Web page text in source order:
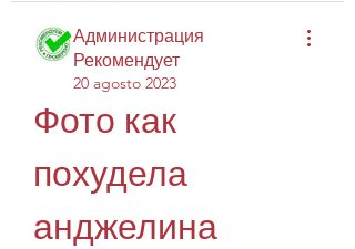
Администрация
Рекомендует
20 agosto 2023
Фото как
похудела
анджелина